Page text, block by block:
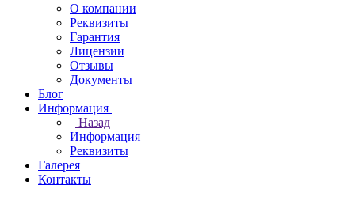
О компании
Реквизиты
Гарантия
Лицензии
Отзывы
Документы
Блог
Информация
Назад
Информация
Реквизиты
Галерея
Контакты